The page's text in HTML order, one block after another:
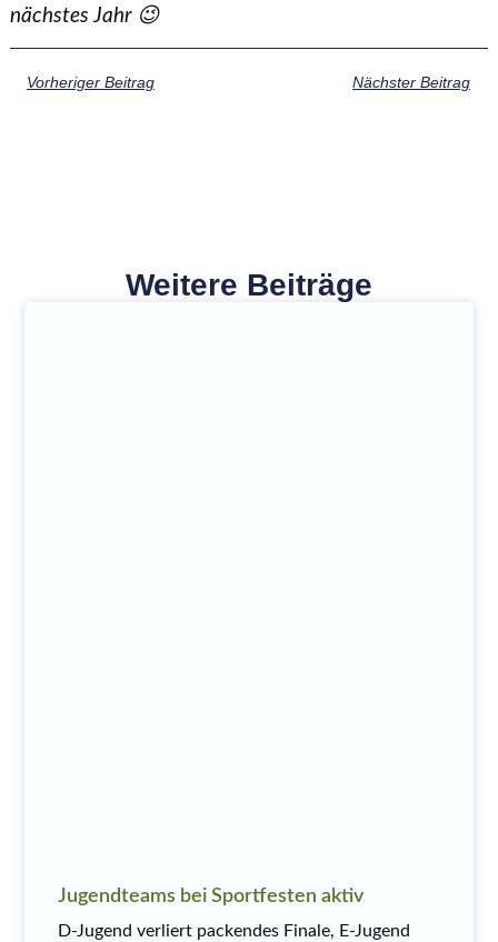
nächstes Jahr 😉
Vorheriger Beitrag Nächster Beitrag
Weitere Beiträge
Jugendteams bei Sportfesten aktiv
D-Jugend verliert packendes Finale, E-Jugend